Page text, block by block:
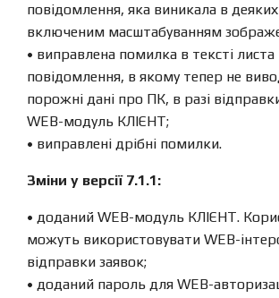
повідомлення, яка виникала в
включеним масштабуванням
• виправлена ​​помилка в тексті листа
повідомлення, в якому тепер не
порожні дані про ПК, в разі
WEB-модуль КЛІЄНТ;
• виправлені дрібні помилки.
Зміни у версії 7.1.1:
• доданий WEB-модуль КЛІЄНТ.
можуть використовувати WEB-
відправки заявок;
• доданий пароль для WEB-